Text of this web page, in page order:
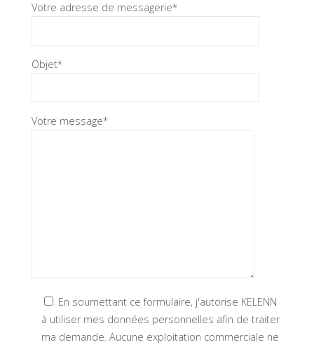
Votre adresse de messagerie*
Objet*
Votre message*
En soumettant ce formulaire, j'autorise KELENN
à utiliser mes données personnelles afin de traiter
ma demande. Aucune exploitation commerciale ne